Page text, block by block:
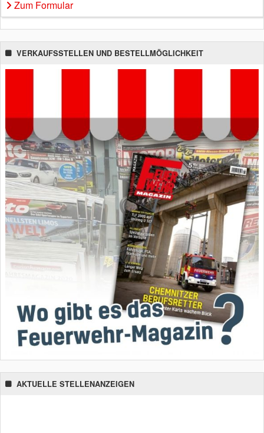
Zum Formular
VERKAUFSSTELLEN UND BESTELLMÖGLICHKEIT
AKTUELLE STELLENANZEIGEN